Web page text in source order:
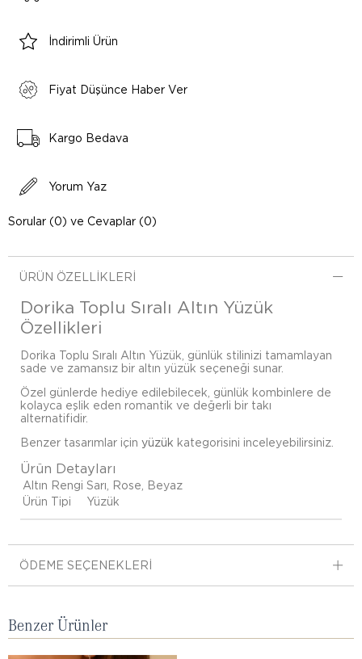
İndirimli Ürün
Fiyat Düşünce Haber Ver
Kargo Bedava
Yorum Yaz
Sorular (0) ve Cevaplar (0)
ÜRÜN ÖZELLIKLERI
Dorika Toplu Sıralı Altın Yüzük
Özellikleri
Dorika Toplu Sıralı Altın Yüzük, günlük stilinizi tamamlayan
sade ve zamansız bir altın yüzük seçeneği sunar.
Özel günlerde hediye edilebilecek, günlük kombinlere de
kolayca eşlik eden romantik ve değerli bir takı
alternatifidir.
Benzer tasarımlar için yüzük kategorisini inceleyebilirsiniz.
Ürün Detayları
Altın Rengi Sarı, Rose, Beyaz
Ürün Tipi
Yüzük
ÖDEME SEÇENEKLERI
Benzer Ürünler